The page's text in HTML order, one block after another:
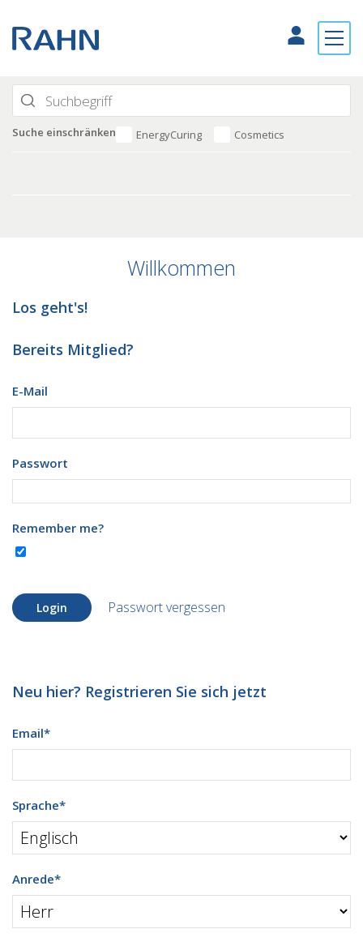
Suche einschränken EnergyCuring Cosmetics
Willkommen
Los geht's!
Bereits Mitglied?
E-Mail
Passwort
Remember me?
Login Passwort vergessen
Neu hier? Registrieren Sie sich jetzt
Email*
Sprache*
Anrede*